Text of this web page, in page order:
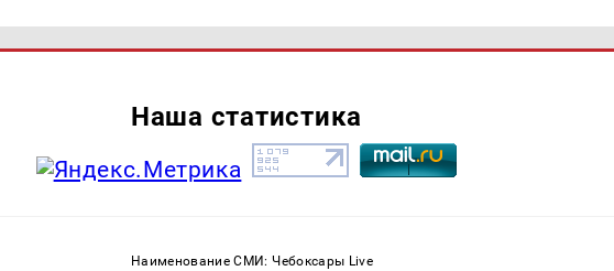
Наша статистика
Наименование СМИ: Чебоксары Live